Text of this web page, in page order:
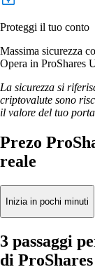
Proteggi il tuo conto
Massima sicurezza
Opera in ProShares
La sicurezza si
criptovalute sono
il valore del tuo
Prezo
reale
Inizia in pochi minuti
3 passaggi
di